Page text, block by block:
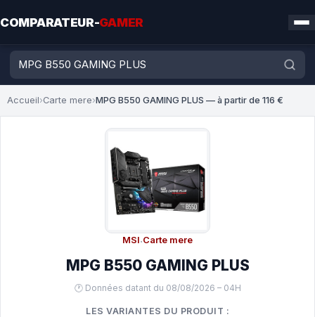
COMPARATEUR-GAMER
Accueil›Carte mere›MPG B550 GAMING PLUS — à partir de 116 €
MSI·Carte mere
MPG B550 GAMING PLUS
🕐 Données datant du 08/08/2026 – 04H
LES VARIANTES DU PRODUIT :